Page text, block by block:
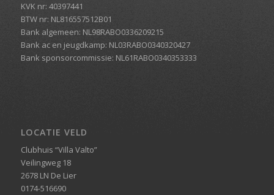
KVK nr: 40397441
BTW nr: NL816557512B01
Bank algemeen: NL98RABO0336209215
Bank ac en jeugdkamp: NL03RABO0340320427
Bank sponsorcommissie: NL61RABO0340353333
LOCATIE VELD
Clubhuis “Villa Valto”
Veilingweg 18
2678 LN De Lier
0174-516690